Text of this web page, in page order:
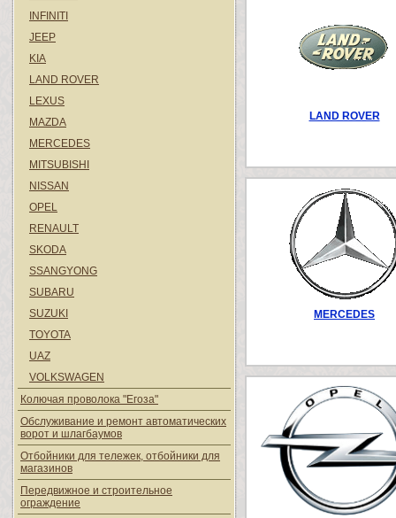
INFINITI
JEEP
KIA
LAND ROVER
LEXUS
MAZDA
MERCEDES
MITSUBISHI
NISSAN
OPEL
RENAULT
SKODA
SSANGYONG
SUBARU
SUZUKI
TOYOTA
UAZ
VOLKSWAGEN
Колючая проволока "Егоза"
Обслуживание и ремонт автоматических
ворот и шлагбаумов
Отбойники для тележек, отбойники для
магазинов
Передвижное и строительное
ограждение
LAND ROVER
MERCEDES